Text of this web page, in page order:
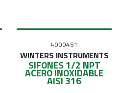
4000451
WINTERS INSTRUMENTS
SIFONES 1/2 NPT
ACERO INOXIDABLE
AISI 316